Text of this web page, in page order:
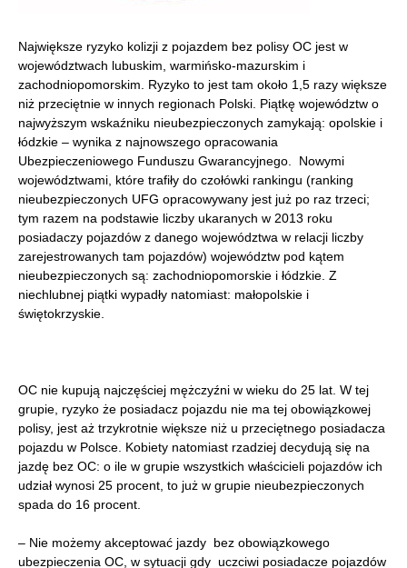
Największe ryzyko kolizji z pojazdem bez polisy OC jest w
województwach lubuskim, warmińsko-mazurskim i
zachodniopomorskim. Ryzyko to jest tam około 1,5 razy większe
niż przeciętnie w innych regionach Polski. Piątkę województw o
najwyższym wskaźniku nieubezpieczonych zamykają: opolskie i
łódzkie – wynika z najnowszego opracowania
Ubezpieczeniowego Funduszu Gwarancyjnego. Nowymi
województwami, które trafiły do czołówki rankingu (ranking
nieubezpieczonych UFG opracowywany jest już po raz trzeci;
tym razem na podstawie liczby ukaranych w 2013 roku
posiadaczy pojazdów z danego województwa w relacji liczby
zarejestrowanych tam pojazdów) województw pod kątem
nieubezpieczonych są: zachodniopomorskie i łódzkie. Z
niechlubnej piątki wypadły natomiast: małopolskie i
świętokrzyskie.
OC nie kupują najczęściej mężczyźni w wieku do 25 lat. W tej
grupie, ryzyko że posiadacz pojazdu nie ma tej obowiązkowej
polisy, jest aż trzykrotnie większe niż u przeciętnego posiadacza
pojazdu w Polsce. Kobiety natomiast rzadziej decydują się na
jazdę bez OC: o ile w grupie wszystkich właścicieli pojazdów ich
udział wynosi 25 procent, to już w grupie nieubezpieczonych
spada do 16 procent.
– Nie możemy akceptować jazdy bez obowiązkowego
ubezpieczenia OC, w sytuacji gdy uczciwi posiadacze pojazdów